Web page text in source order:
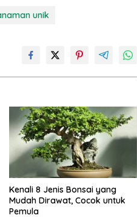
unik
Kenali 8 Jenis Bonsai yang
Mudah Dirawat, Cocok untuk
Pemula